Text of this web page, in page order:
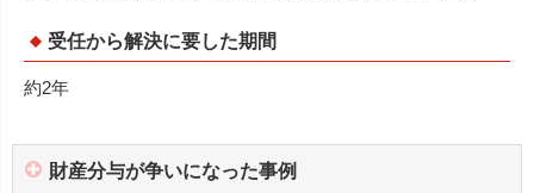
受任から解決に要した期間
約2年
財産分与が争いになった事例